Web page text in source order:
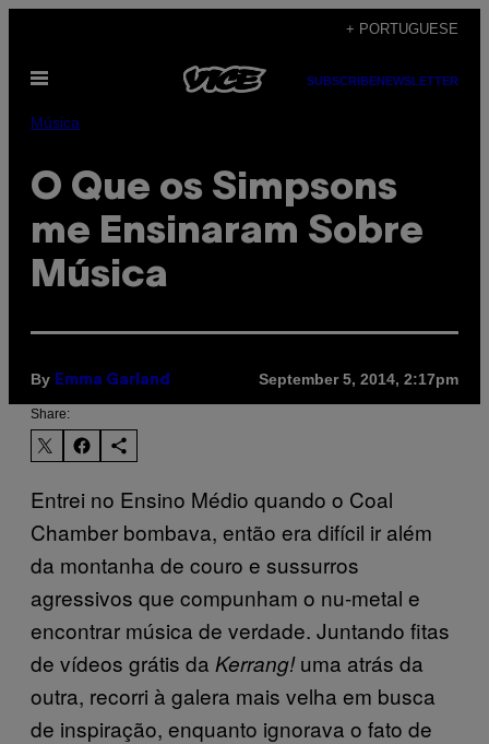
content
+ PORTUGUESE
Open
SUBSCRIBENEWSLETTER
Música
O Que os Simpsons
me Ensinaram Sobre
Música
By Emma Garland September 5, 2014, 2:17pm
Share:
Entrei no Ensino Médio quando o Coal
Chamber bombava, então era difícil ir além
da montanha de couro e sussurros
agressivos que compunham o nu-metal e
encontrar música de verdade. Juntando fitas
de vídeos grátis da Kerrang!uma atrás da
outra, recorri à galera mais velha em busca
de inspiração, enquanto ignorava o fato de